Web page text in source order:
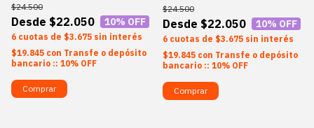
$22.050
$24.500
10% OFF
6 $3.675 sin interés
$19.845 con Transfe o depósito
bancario :: 10% OFF
Comprar
$22.050
$24.500
10% OFF
6 $3.675 sin interés
$19.845 con Transfe o depósito
bancario :: 10% OFF
Comprar